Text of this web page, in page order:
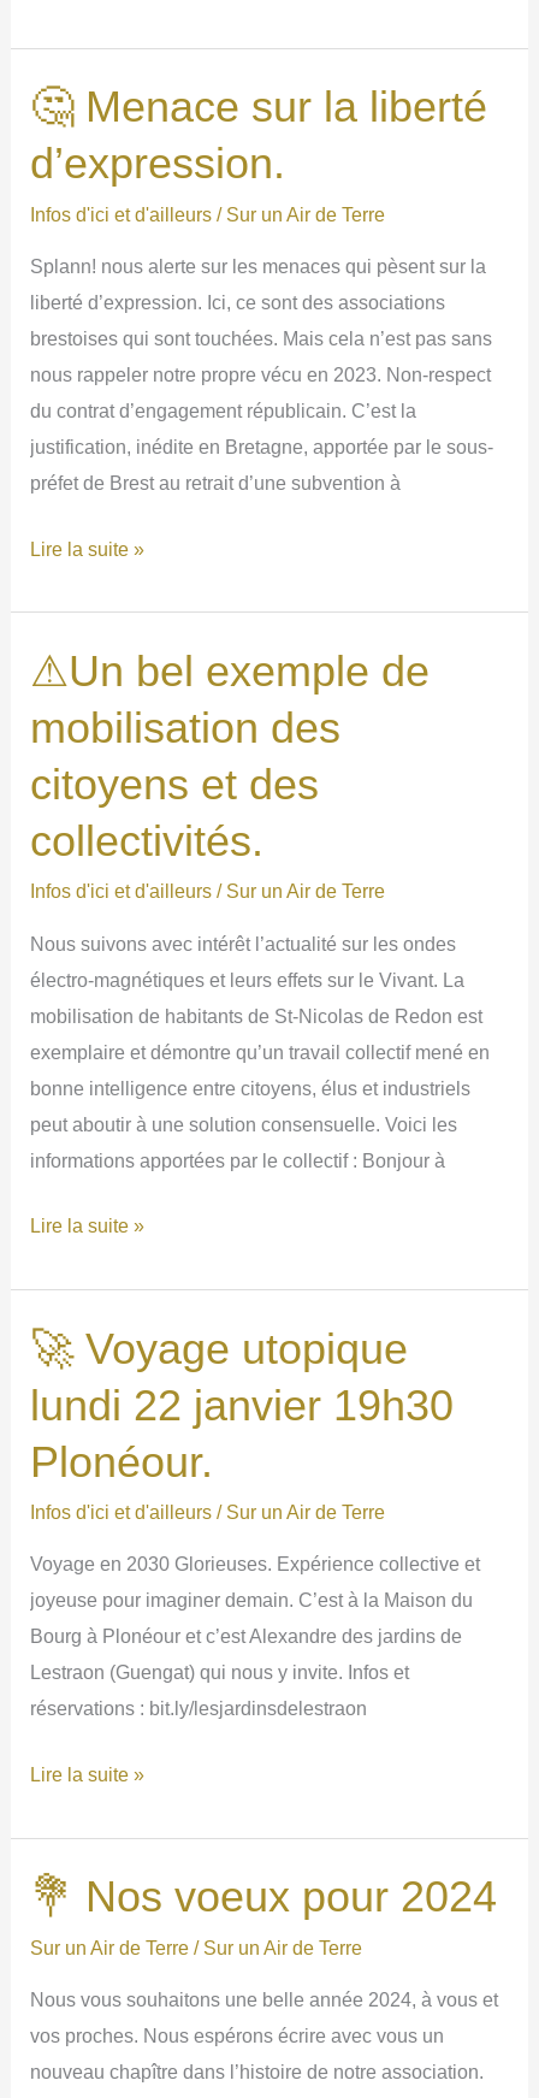
l’intérêt
des
toilettes
sèches.
🤔 Menace sur la liberté
d’expression.
Infos d'ici et d'ailleurs / Sur un Air de Terre
Splann! nous alerte sur les menaces qui pèsent sur la
liberté d’expression. Ici, ce sont des associations
brestoises qui sont touchées. Mais cela n’est pas sans
nous rappeler notre propre vécu en 2023. Non-respect
du contrat d’engagement républicain. C’est la
justification, inédite en Bretagne, apportée par le sous-
préfet de Brest au retrait d’une subvention à
🤔
sur
liberté
d’expression.
Lire la suite »
⚠Un bel exemple de
mobilisation des
citoyens et des
collectivités.
Infos d'ici et d'ailleurs / Sur un Air de Terre
Nous suivons avec intérêt l’actualité sur les ondes
électro-magnétiques et leurs effets sur le Vivant. La
mobilisation de habitants de St-Nicolas de Redon est
exemplaire et démontre qu’un travail collectif mené en
bonne intelligence entre citoyens, élus et industriels
peut aboutir à une solution consensuelle. Voici les
informations apportées par le collectif : Bonjour à
⚠Un
exemple
de
mobilisation
citoyens
et
des
Lire la suite »
🚀 Voyage utopique
lundi 22 janvier 19h30
Plonéour.
Infos d'ici et d'ailleurs / Sur un Air de Terre
Voyage en 2030 Glorieuses. Expérience collective et
joyeuse pour imaginer demain. C’est à la Maison du
Bourg à Plonéour et c’est Alexandre des jardins de
Lestraon (Guengat) qui nous y invite. Infos et
réservations : bit.ly/lesjardinsdelestraon
🚀
utopique
lundi
22
janvier
19h30
Plonéour.
Lire la suite »
💐 Nos voeux pour 2024
Sur un Air de Terre / Sur un Air de Terre
Nous vous souhaitons une belle année 2024, à vous et
vos proches. Nous espérons écrire avec vous un
nouveau chapître dans l’histoire de notre association.